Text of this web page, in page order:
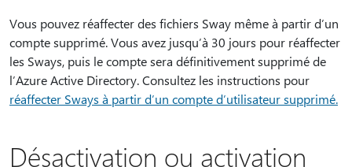
Vous pouvez réaffecter des fichiers Sway même à partir d’un
compte supprimé. Vous avez jusqu’à 30 jours pour réaffecter
les Sways, puis le compte sera définitivement supprimé de
l’Azure Active Directory. Consultez les instructions pour
réaffecter Sways à partir d’un compte d’utilisateur supprimé.
Désactivation ou activation